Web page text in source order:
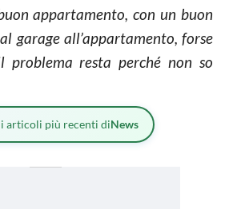
appartamento, con un buon
garage all’appartamento, forse
problema resta perché non so
articoli più recenti diNews